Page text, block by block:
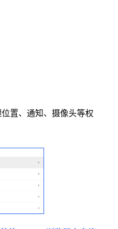
置、通知、摄像头等权